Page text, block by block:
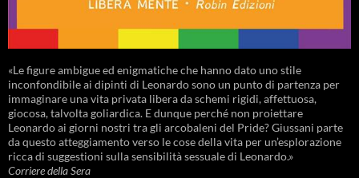
«Le figure ambigue ed enigmatiche che hanno dato uno stile
inconfondibile ai dipinti di Leonardo sono un punto di partenza per
immaginare una vita privata libera da schemi rigidi, affettuosa,
giocosa, talvolta goliardica. E dunque perché non proiettare
Leonardo ai giorni nostri tra gli arcobaleni del Pride? Giussani parte
da questo atteggiamento verso le cose della vita per un’esplorazione
ricca di suggestioni sulla sensibilità sessuale di Leonardo.»
Corriere della Sera